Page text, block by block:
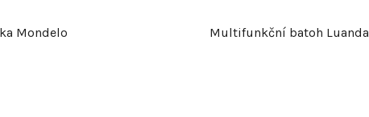
Mondelo Multifunkční batoh Luanda